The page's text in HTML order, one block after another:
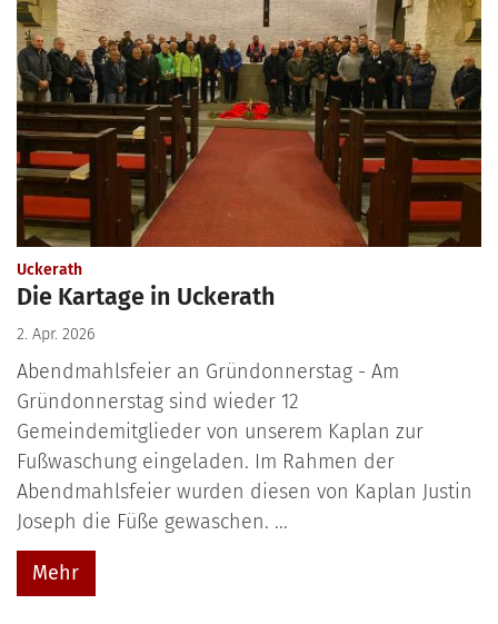
Uckerath:
Die Kartage in Uckerath
2. Apr. 2026
Abendmahlsfeier an Gründonnerstag - Am
Gründonnerstag sind wieder 12
Gemeindemitglieder von unserem Kaplan zur
Fußwaschung eingeladen. Im Rahmen der
Abendmahlsfeier wurden diesen von Kaplan Justin
Joseph die Füße gewaschen. ...
Mehr